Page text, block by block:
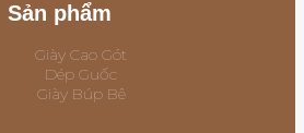
Sản phẩm
Giày Cao Gót
Dép Guốc
Giày Búp Bê